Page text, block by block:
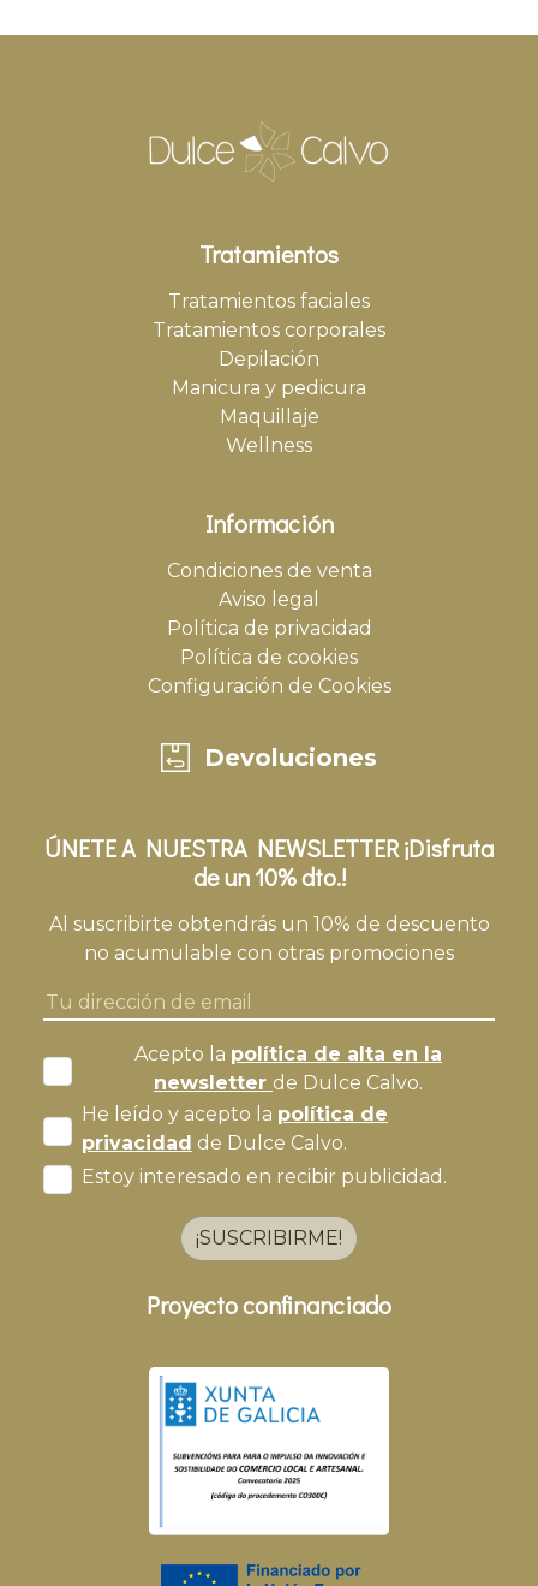
Tratamientos
Tratamientos faciales
Tratamientos corporales
Depilación
Manicura y pedicura
Maquillaje
Wellness
Información
Condiciones de venta
Aviso legal
Política de privacidad
Política de cookies
Configuración de Cookies
Devoluciones
ÚNETE A NUESTRA NEWSLETTER ¡Disfruta
de un 10% dto.!
Al suscribirte obtendrás un 10% de descuento
no acumulable con otras promociones
Acepto la política de alta en la
newsletter de Dulce Calvo.
He leído y acepto la política de
privacidad de Dulce Calvo.
Estoy interesado en recibir publicidad.
¡SUSCRIBIRME!
Proyecto confinanciado